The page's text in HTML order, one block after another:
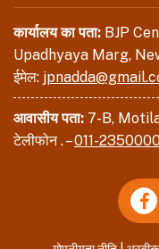
कार्यालय का पता: BJP
Upadhyaya Marg,
ईमेल:
आवासीय पता: 7-B,
टेलीफोन . –011-